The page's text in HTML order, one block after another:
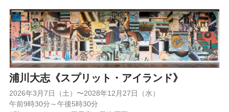
浦川大志《スプリット・アイランド》
2026年3月7日（土）〜2028年12月27日（水）
午前9時30分～午後5時30分